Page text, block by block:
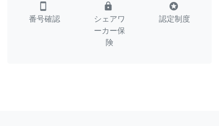
smartphone
番号確認
lock
シェアワ
ーカー保
険
stars
認定制度